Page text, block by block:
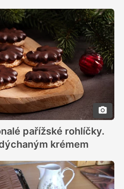
pařížské rohlíčky.
krémem